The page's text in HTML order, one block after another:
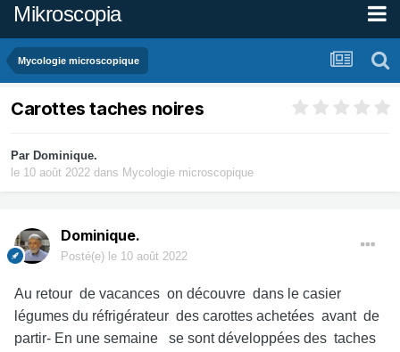
Mikroscopia
Mycologie microscopique
Carottes taches noires
Par Dominique.
le 10 août 2022 dans Mycologie microscopique
Dominique.
Posté(e) le 10 août 2022
Au retour de vacances on découvre dans le casier
légumes du réfrigérateur des carottes achetées avant de
partir- En une semaine se sont développées des taches